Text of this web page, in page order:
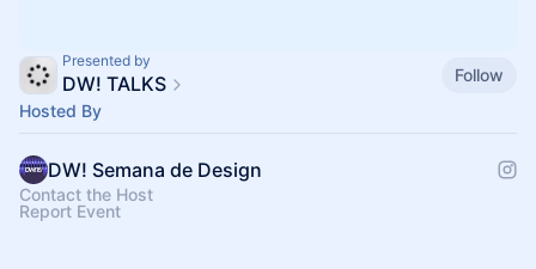
Presented by
DW! TALKS
Follow
Hosted By
DW! Semana de Design
Contact the Host
Report Event